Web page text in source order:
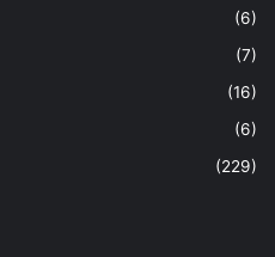
(6)
(7)
(16)
(6)
(229)